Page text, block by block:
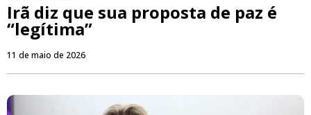
Irã diz que sua proposta de paz é
“legítima”
11 de maio de 2026